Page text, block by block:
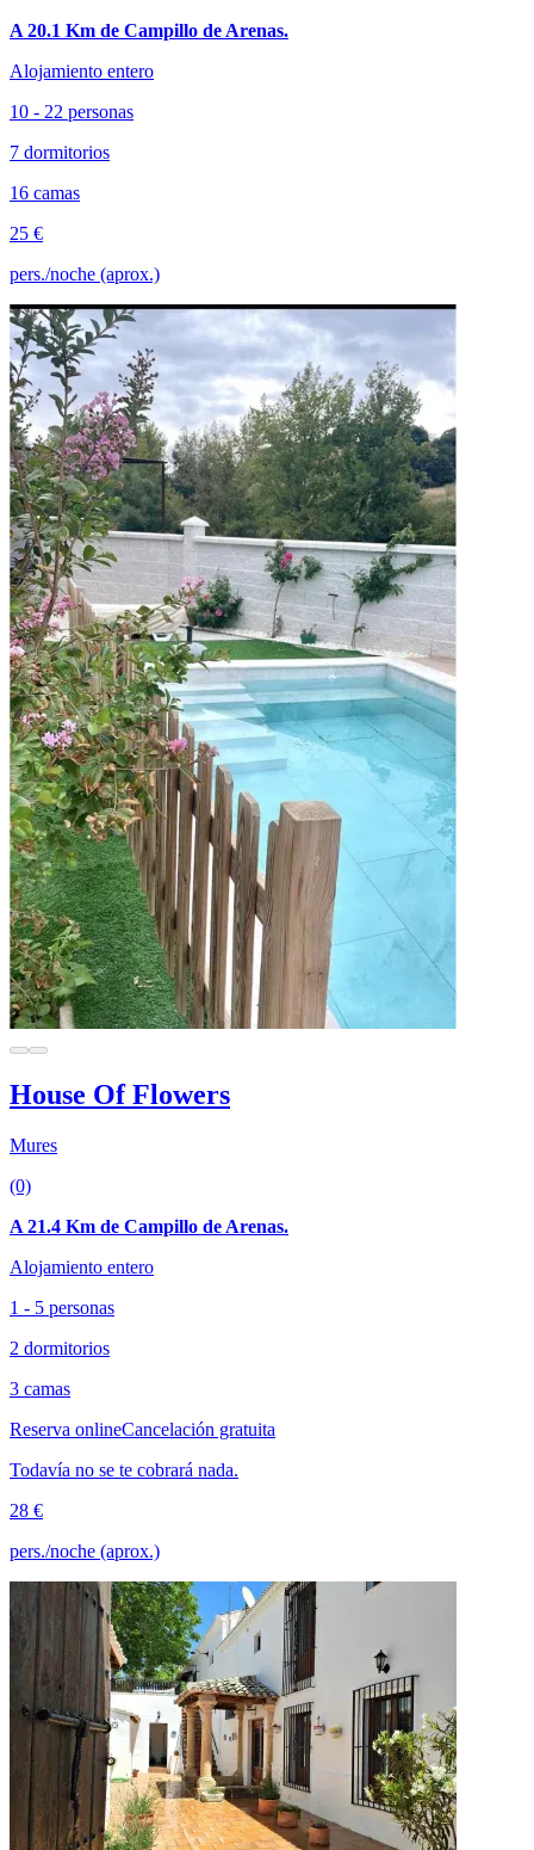
A 20.1 Km de Campillo de Arenas.
Alojamiento entero
10 - 22 personas
7 dormitorios
16 camas
25 €
pers./noche (aprox.)
House Of Flowers
Mures
(0)
A 21.4 Km de Campillo de Arenas.
Alojamiento entero
1 - 5 personas
2 dormitorios
3 camas
Reserva onlineCancelación gratuita
Todavía no se te cobrará nada.
28 €
pers./noche (aprox.)